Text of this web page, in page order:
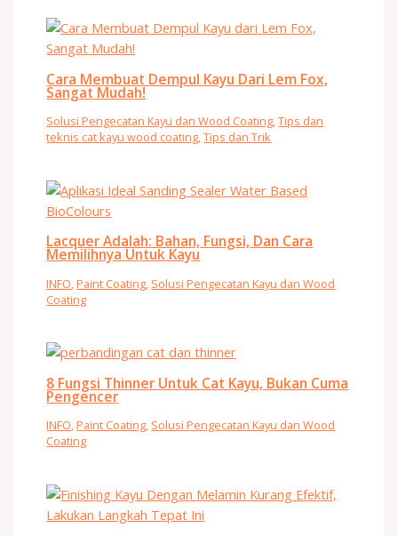
Cara Membuat Dempul Kayu Dari Lem Fox,
Sangat Mudah!
Solusi Pengecatan Kayu dan Wood Coating,Tips dan
teknis cat kayu wood coating,Tips dan Trik
Lacquer Adalah: Bahan, Fungsi, Dan Cara
Memilihnya Untuk Kayu
INFO,Paint Coating, Solusi Pengecatan Kayu dan Wood
Coating
8 Fungsi Thinner Untuk Cat Kayu, Bukan Cuma
Pengencer
INFO,Paint Coating, Solusi Pengecatan Kayu dan Wood
Coating